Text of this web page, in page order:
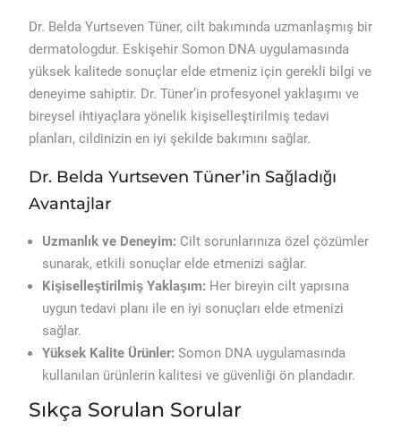
Dr. Belda Yurtseven Tüner, cilt bakımında uzmanlaşmış bir
dermatologdur. Eskişehir Somon DNA uygulamasında
yüksek kalitede sonuçlar elde etmeniz için gerekli bilgi ve
deneyime sahiptir. Dr. Tüner’in profesyonel yaklaşımı ve
bireysel ihtiyaçlara yönelik kişiselleştirilmiş tedavi
planları, cildinizin en iyi şekilde bakımını sağlar.
Dr. Belda Yurtseven Tüner’in Sağladığı
Avantajlar
Uzmanlık ve Deneyim: Cilt sorunlarınıza özel çözümler
sunarak, etkili sonuçlar elde etmenizi sağlar.
Kişiselleştirilmiş Yaklaşım: Her bireyin cilt yapısına
uygun tedavi planı ile en iyi sonuçları elde etmenizi
sağlar.
Yüksek Kalite Ürünler: Somon DNA uygulamasında
kullanılan ürünlerin kalitesi ve güvenliği ön plandadır.
Sıkça Sorulan Sorular